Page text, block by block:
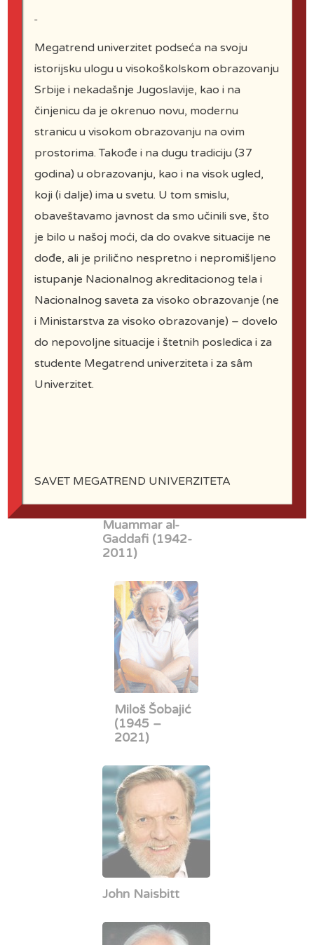
Clark II
Kiichiro
Hasegawa
Caroline Campbell
Muammar al-
Gaddafi (1942-
2011)
Miloš Šobajić
(1945 –
2021)
John Naisbitt
Megatrend univerzitet podseća na svoju
istorijsku ulogu u visokoškolskom obrazovanju
Srbije i nekadašnje Jugoslavije, kao i na
činjenicu da je okrenuo novu, modernu
stranicu u visokom obrazovanju na ovim
prostorima. Takođe i na dugu tradiciju (37
godina) u obrazovanju, kao i na visok ugled,
koji (i dalje) ima u svetu. U tom smislu,
obaveštavamo javnost da smo učinili sve, što
je bilo u našoj moći, da do ovakve situacije ne
dođe, ali je prilično nespretno i nepromišljeno
istupanje Nacionalnog akreditacionog tela i
Nacionalnog saveta za visoko obrazovanje (ne
i Ministarstva za visoko obrazovanje) – dovelo
do nepovoljne situacije i štetnih posledica i za
studente Megatrend univerziteta i za sâm
Univerzitet.
SAVET MEGATREND UNIVERZITETA